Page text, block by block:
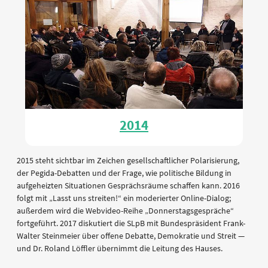
2014
2015 steht sichtbar im Zeichen gesellschaftlicher Polarisierung,
der Pegida-Debatten und der Frage, wie politische Bildung in
aufgeheizten Situationen Gesprächsräume schaffen kann. 2016
folgt mit „Lasst uns streiten!“ ein moderierter Online-Dialog;
außerdem wird die Webvideo-Reihe „Donnerstagsgespräche“
fortgeführt. 2017 diskutiert die SLpB mit Bundespräsident Frank-
Walter Steinmeier über offene Debatte, Demokratie und Streit —
und Dr. Roland Löffler übernimmt die Leitung des Hauses.